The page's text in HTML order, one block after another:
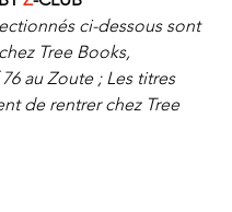
ci-dessous sont
Tree Books,
au Zoute ; Les titres
de rentrer chez Tree